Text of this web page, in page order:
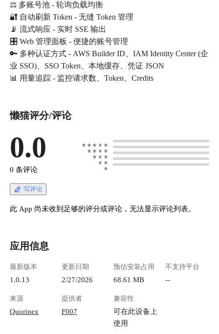
⚖️ 多账号池 - 轮询负载均衡
🔐 自动刷新 Token - 无缝 Token 管理
📡 流式响应 - 实时 SSE 输出
🎛️ Web 管理面板 - 便捷的账号管理
🔑 多种认证方式 - AWS Builder ID、IAM Identity Center (企
业 SSO)、SSO Token、本地缓存、凭证 JSON
📊 用量追踪 - 监控请求数、Token、Credits
懒猫评分/评论
0.0
0 条评论
写评论
此 App 尚未收到足够的评分或评论，无法显示评论列表。
应用信息
最新版本
1.0.13
更新日期
2/27/2026
预估安装占用
68.61 MB
不支持平台
--
来源
Quorinex
提供者
F007
兼容性
可在此设备上
使用